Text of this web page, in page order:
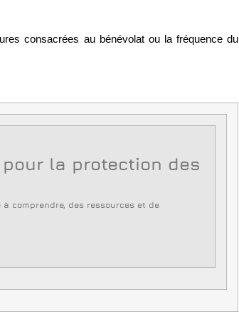
consacrées au bénévolat ou la fréquence du
la protection des
comprendre, des ressources et de